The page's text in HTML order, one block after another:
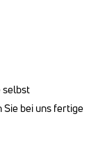
selbst
bei uns fertige